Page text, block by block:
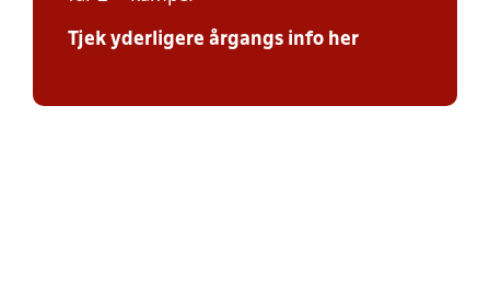
Tjek yderligere årgangs info her